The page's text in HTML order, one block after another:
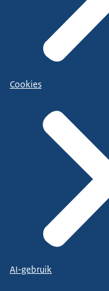
Cookies
AI-gebruik